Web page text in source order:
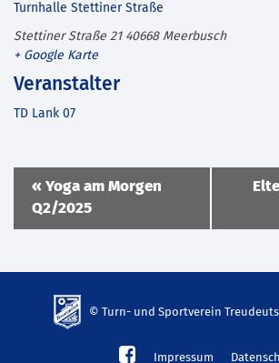
Turnhalle Stettiner Straße
Stettiner Straße 21 40668 Meerbusch
+ Google Karte
Veranstalter
TD Lank 07
Navigation
« Yoga am Morgen
Q2/2025
© Turn- und Sportverein
Impressum